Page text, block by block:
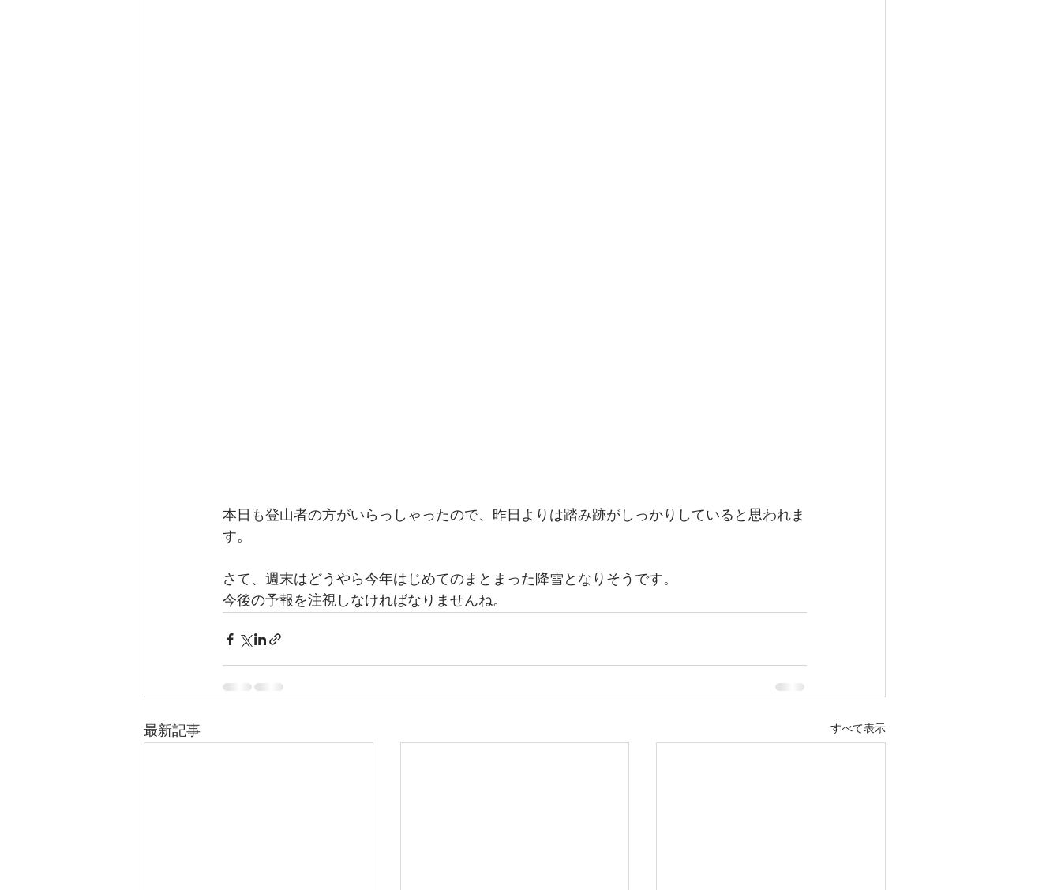
本日も登山者の方がいらっしゃったので、昨日よりは踏み跡がしっかりしていると思われま
す。
さて、週末はどうやら今年はじめてのまとまった降雪となりそうです。
今後の予報を注視しなければなりませんね。
最新記事 すべて表示